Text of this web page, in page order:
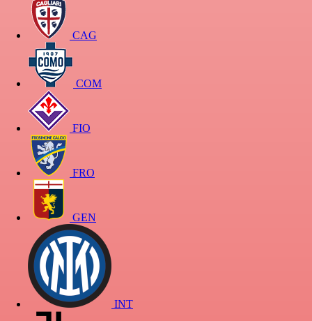
CAG
COM
FIO
FRO
GEN
INT